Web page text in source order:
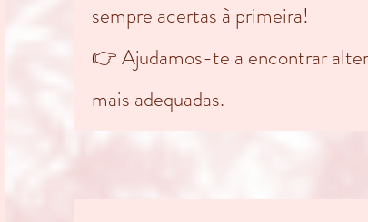
sempre acertas à primeira!
👉 Ajudamos-te a encontrar
mais adequadas.